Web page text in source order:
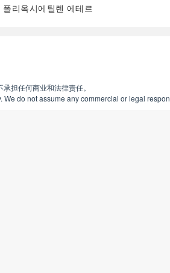
리옥시에틸렌 에테르
担任何商业和法律责任。
do not assume any commercial or legal